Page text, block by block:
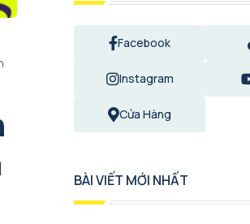
Facebook
Instagram
Cửa Hàng
BÀI VIẾT MỚI NHẤT